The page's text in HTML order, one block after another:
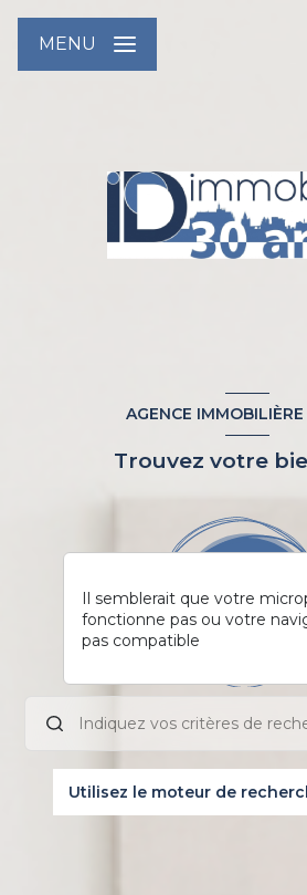
MENU
AGENCE
Trouvez votre
Il semblerait que votre
fonctionne pas ou votre
pas compatible
Utilisez le moteur de